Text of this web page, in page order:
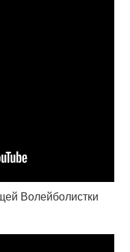
Волейболистки